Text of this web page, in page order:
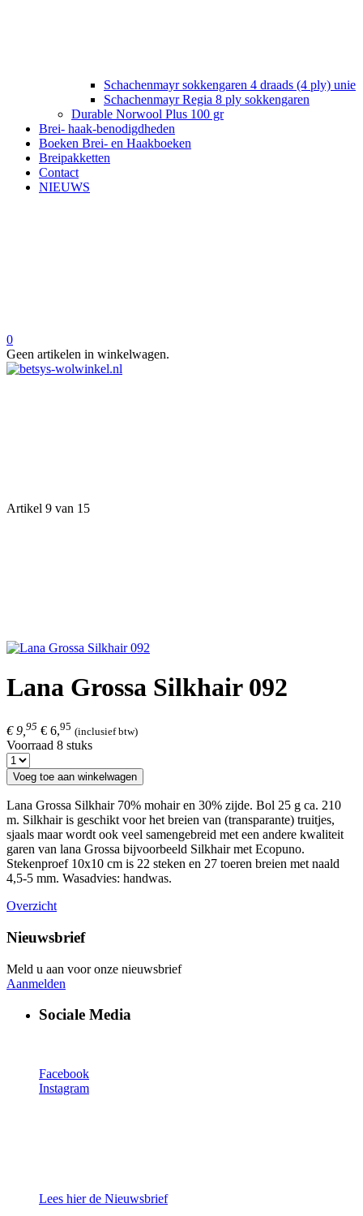
Schachenmayr sokkengaren 4 draads (4 ply) unie
Schachenmayr Regia 8 ply sokkengaren
Durable Norwool Plus 100 gr
Brei- haak-benodigdheden
Boeken Brei- en Haakboeken
Breipakketten
Contact
NIEUWS
0
Geen artikelen in winkelwagen.
Artikel 9 van 15
Lana Grossa Silkhair 092
€ 9, 95 € 6,95 (inclusief btw)
Voorraad 8 stuks
Voeg toe aan winkelwagen
Lana Grossa Silkhair 70% mohair en 30% zijde. Bol 25 g ca. 210
m. Silkhair is geschikt voor het breien van (transparante) truitjes,
sjaals maar wordt ook veel samengebreid met een andere kwaliteit
garen van lana Grossa bijvoorbeeld Silkhair met Ecopuno.
Stekenproef 10x10 cm is 22 steken en 27 toeren breien met naald
4,5-5 mm. Wasadvies: handwas.
Overzicht
Nieuwsbrief
Meld u aan voor onze nieuwsbrief
Aanmelden
Sociale Media
Facebook
Instagram
Lees hier de Nieuwsbrief